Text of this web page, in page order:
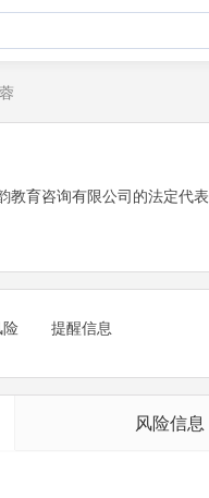
教育咨询有限公司的法定代表
险 提醒信息
风险信息